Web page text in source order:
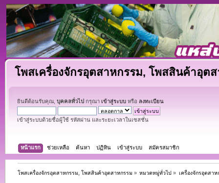
โพสเครื่องจักรอุตสาหกรรม, โพสสินค้าอุต
ยินดีต้อนรับคุณ, บุคคลทั่วไป กรุณา เข้าสู่ระบบหรือ ลงทะเบียน
เข้าสู่ระบบด้วยชื่อผู้ใช้ รหัสผ่าน และระยะเวลาในเซสชั่น
หน้าแรก ช่วยเหลือ ค้นหา ปฏิทิน เข้าสู่ระบบ สมัครสมาชิก
โพสเครื่องจักรอุตสาหกรรม, โพสสินค้าอุตสาหกรรม » หมวดหมู่ทั่วไป » เครื่องจักรอุตสา